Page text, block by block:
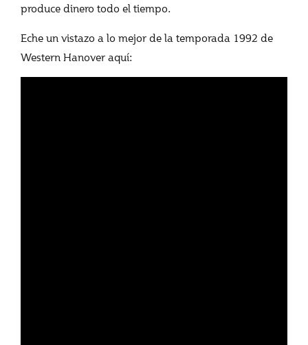
produce dinero todo el tiempo.
Eche un vistazo a lo mejor de la temporada 1992 de
Western Hanover aquí: